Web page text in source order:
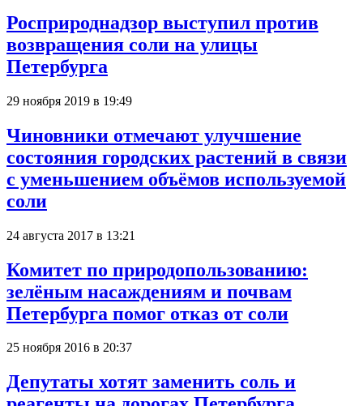
Росприроднадзор выступил против
возвращения соли на улицы
Петербурга
29 ноября 2019 в 19:49
Чиновники отмечают улучшение
состояния городских растений в связи
с уменьшением объёмов используемой
соли
24 августа 2017 в 13:21
Комитет по природопользованию:
зелёным насаждениям и почвам
Петербурга помог отказ от соли
25 ноября 2016 в 20:37
Депутаты хотят заменить соль и